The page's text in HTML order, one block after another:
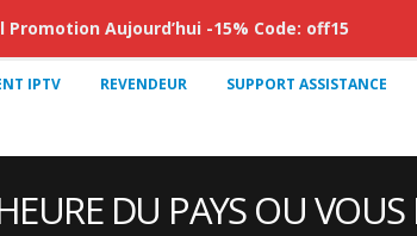
IPTV REVENDEUR SUPPORT ASSISTANCE
DU PAYS OU VOUS
Promotion Aujourd’hui -15% Code: off15